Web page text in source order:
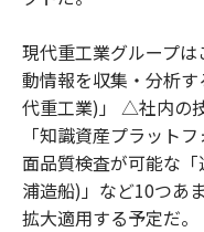
現代重工業グループ
動情報を収集・分析
代重工業)」 △社内の
「知識資産プラット
面品質検査が可能な
浦造船)」など10つあ
拡大適用する予定だ。